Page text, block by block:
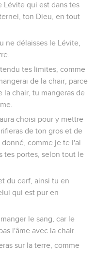
Lévite qui est dans tes
ton Dieu, en tout
ne délaisses le Lévite,
tes limites, comme
de la chair, parce
la chair, tu mangeras de
choisi pour y mettre
de ton gros et de
comme je te l'ai
tes portes, selon tout le
du cerf, ainsi tu en
qui est pur en
le sang, car le
l'âme avec la chair.
sur la terre, comme